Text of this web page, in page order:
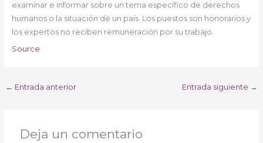
examinar e informar sobre un tema específico de derechos
humanos o la situación de un país. Los puestos son honorarios y
los expertos no reciben remuneración por su trabajo.
Source
← Entrada anterior Entrada siguiente →
Deja un comentario